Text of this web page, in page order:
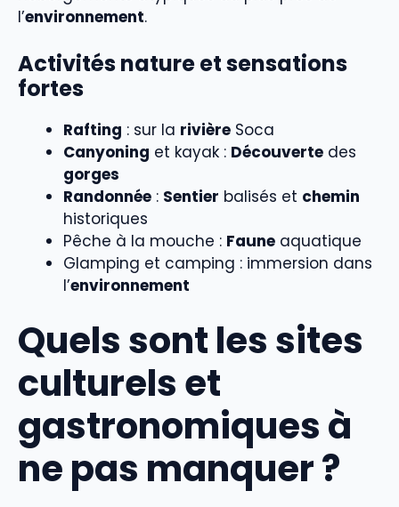
l’environnement.
Activités nature et sensations
fortes
Rafting : sur la rivière Soca
Canyoning et kayak : Découverte des
gorges
Randonnée : Sentier balisés et chemin
historiques
Pêche à la mouche : Faune aquatique
Glamping et camping : immersion dans
l’environnement
Quels sont les sites
culturels et
gastronomiques à
ne pas manquer ?